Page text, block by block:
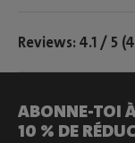
Reviews: 4.1 / 5
ABONNE-TOI
10 % DE